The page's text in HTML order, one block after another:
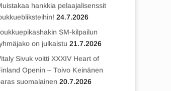
hankkia pelaajalisenssit
24.7.2026
SM-kilpailun
on julkaistu 21.7.2026
Sivuk voitti XXXIV Heart of
Openin – Toivo Keinänen
suomalainen 20.7.2026